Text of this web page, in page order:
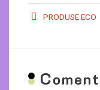
PRODUSE ECO
C